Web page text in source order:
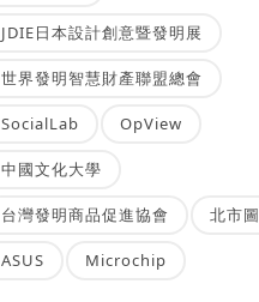
JDIE日本設計創意暨發明展
世界發明智慧財產聯盟總會
SocialLab OpView
中國文化大學
台灣發明商品促進協會 北市圖
ASUS Microchip